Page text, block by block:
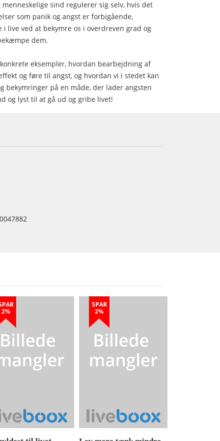
sind regulerer sig selv, hvis det
som panik og angst er forbigående,
live ved at bekymre os i overdreven grad og
dem.
eksempler, hvordan bearbejdning af
og føre til angst, og hvordan vi i stedet kan
bekymringer på en måde, der lader angsten
og lyst til at gå ud og gribe livet!
2%
SPAR
2%